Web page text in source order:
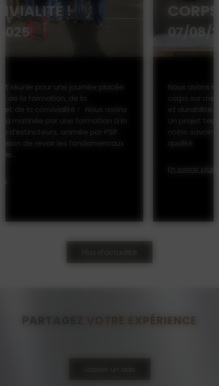
CORPS SUR MESURE
07/08/2025
Nous avons récemment fabriqué des garde-
corps sur mesure, alliant sécurité, esthétisme
et durabilité.
Un projet technique et esthétique qui reflète
notre savoir-faire et notre exigence de
qualité.
VOTRE EXPÉRIENCE